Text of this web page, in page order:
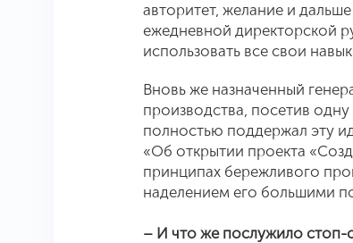
авторитет, желание и
ежедневной директорской
использовать все свои
Вновь же назначенный
производства, посетив
полностью поддержал эту
«Об открытии проекта
принципах бережливого
наделением его большими
– И что же послужило стоп-